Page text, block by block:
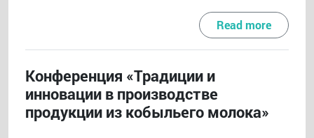
Read more
Конференция «Традиции и
инновации в производстве
продукции из кобыльего молока»